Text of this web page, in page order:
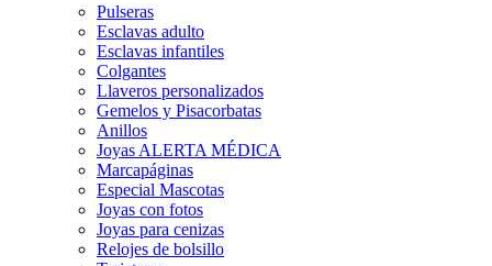
Pulseras
Esclavas adulto
Esclavas infantiles
Colgantes
Llaveros personalizados
Gemelos y Pisacorbatas
Anillos
Joyas ALERTA MÉDICA
Marcapáginas
Especial Mascotas
Joyas con fotos
Joyas para cenizas
Relojes de bolsillo